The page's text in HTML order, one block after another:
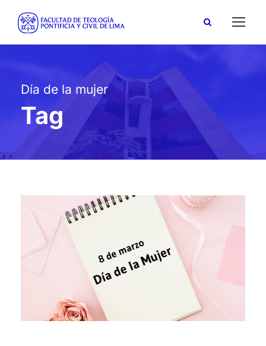
Día de la mujer
Tag